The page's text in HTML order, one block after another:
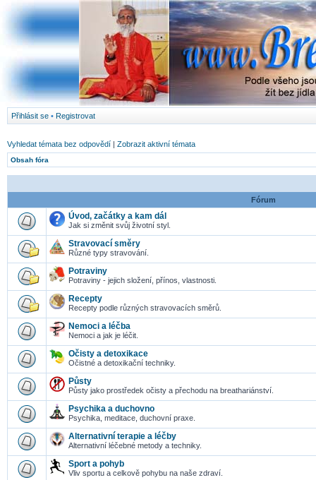
Přihlásit se • Registrovat
Vyhledat témata bez odpovědí | Zobrazit aktivní témata
Obsah fóra
Fórum
Úvod, začátky a kam dál
Jak si změnit svůj životní styl.
Stravovací směry
Různé typy stravování.
Potraviny
Potraviny - jejich složení, přínos, vlastnosti.
Recepty
Recepty podle různých stravovacích směrů.
Nemoci a léčba
Nemoci a jak je léčit.
Očisty a detoxikace
Očistné a detoxikační techniky.
Půsty
Půsty jako prostředek očisty a přechodu na breathariánství.
Psychika a duchovno
Psychika, meditace, duchovní praxe.
Alternativní terapie a léčby
Alternativní léčebné metody a techniky.
Sport a pohyb
Vliv sportu a celkově pohybu na naše zdraví.